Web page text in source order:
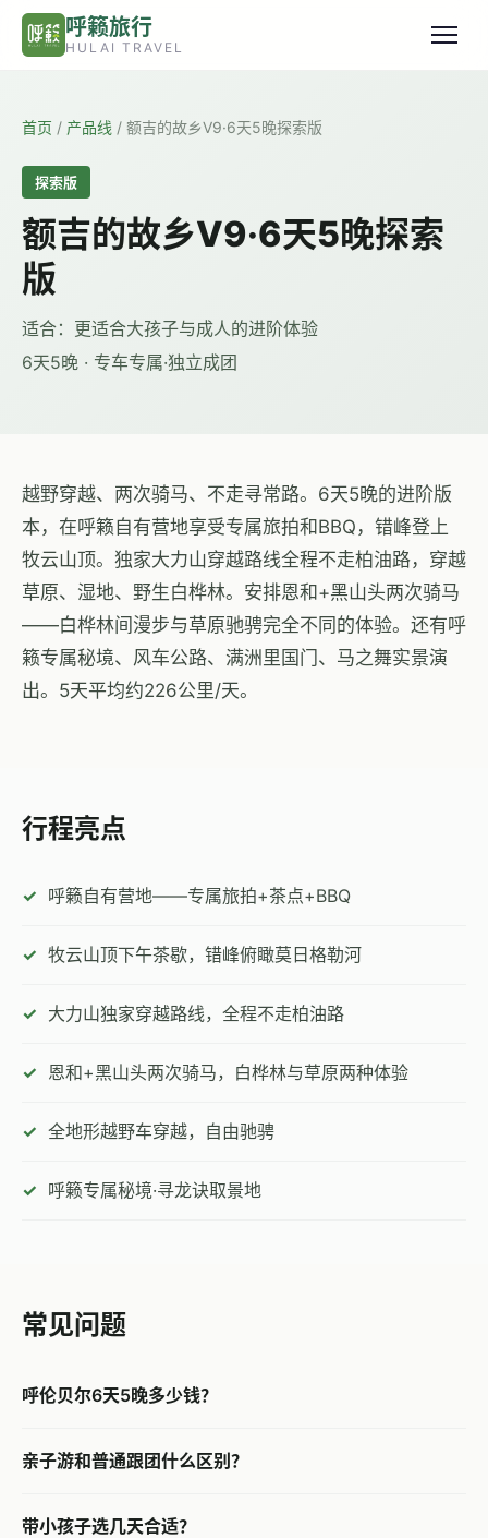
跳转到主要内容
呼籁旅行
HULAI TRAVEL
首页 / 产品线 / 额吉的故乡V9·6天5晚探索版
探索版
额吉的故乡V9·6天5晚探索
版
适合：更适合大孩子与成人的进阶体验
6天5晚 · 专车专属·独立成团
越野穿越、两次骑马、不走寻常路。6天5晚的进阶版
本，在呼籁自有营地享受专属旅拍和BBQ，错峰登上
牧云山顶。独家大力山穿越路线全程不走柏油路，穿越
草原、湿地、野生白桦林。安排恩和+黑山头两次骑马
——白桦林间漫步与草原驰骋完全不同的体验。还有呼
籁专属秘境、风车公路、满洲里国门、马之舞实景演
出。5天平均约226公里/天。
行程亮点
呼籁自有营地——专属旅拍+茶点+BBQ
牧云山顶下午茶歇，错峰俯瞰莫日格勒河
大力山独家穿越路线，全程不走柏油路
恩和+黑山头两次骑马，白桦林与草原两种体验
全地形越野车穿越，自由驰骋
呼籁专属秘境·寻龙诀取景地
常见问题
呼伦贝尔6天5晚多少钱？
亲子游和普通跟团什么区别？
带小孩子选几天合适？